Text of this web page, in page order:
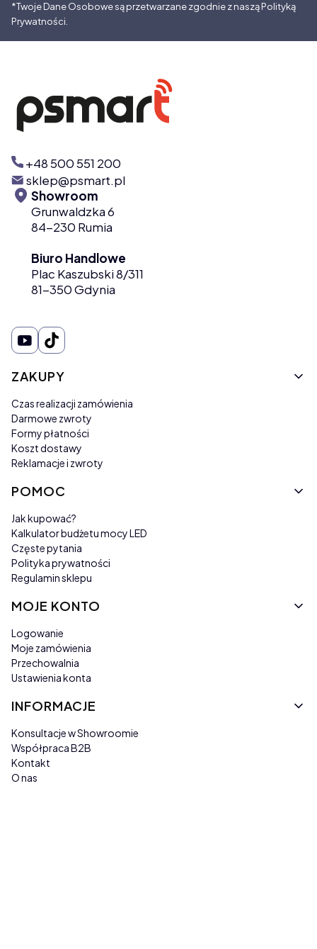
*Twoje Dane Osobowe są przetwarzane zgodnie z naszą Polityką
Prywatności.
+48 500 551 200
sklep@psmart.pl
Showroom
Grunwaldzka 6
84-230 Rumia
Biuro Handlowe
Plac Kaszubski 8/311
81-350 Gdynia
Linki w stopce
ZAKUPY
Czas realizacji zamówienia
Darmowe zwroty
Formy płatności
Koszt dostawy
Reklamacje i zwroty
POMOC
Jak kupować?
Kalkulator budżetu mocy LED
Częste pytania
Polityka prywatności
Regulamin sklepu
MOJE KONTO
Logowanie
Moje zamówienia
Przechowalnia
Ustawienia konta
INFORMACJE
Konsultacje w Showroomie
Współpraca B2B
Kontakt
O nas